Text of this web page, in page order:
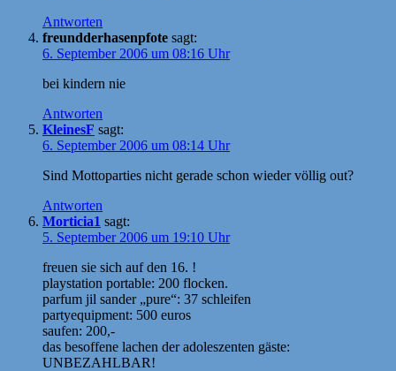
Antworten
freundderhasenpfote sagt:
6. September 2006 um 08:16 Uhr
bei kindern nie
Antworten
KleinesF sagt:
6. September 2006 um 08:14 Uhr
Sind Mottoparties nicht gerade schon wieder völlig out?
Antworten
Morticia1 sagt:
5. September 2006 um 19:10 Uhr
freuen sie sich auf den 16. !
playstation portable: 200 flocken.
parfum jil sander „pure“: 37 schleifen
partyequipment: 500 euros
saufen: 200,-
das besoffene lachen der adoleszenten gäste:
UNBEZAHLBAR!